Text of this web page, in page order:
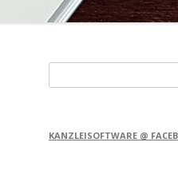
nach:
KANZLEISOFTWARE @